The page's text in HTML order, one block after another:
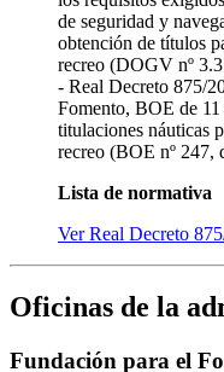
de seguridad y
obtención de títulos
recreo (DOGV nº
- Real Decreto 875/
Fomento, BOE de
titulaciones náuticas
recreo (BOE nº 247,
Lista de normativa
Ver Real Decreto
Oficinas de la
Fundación para el